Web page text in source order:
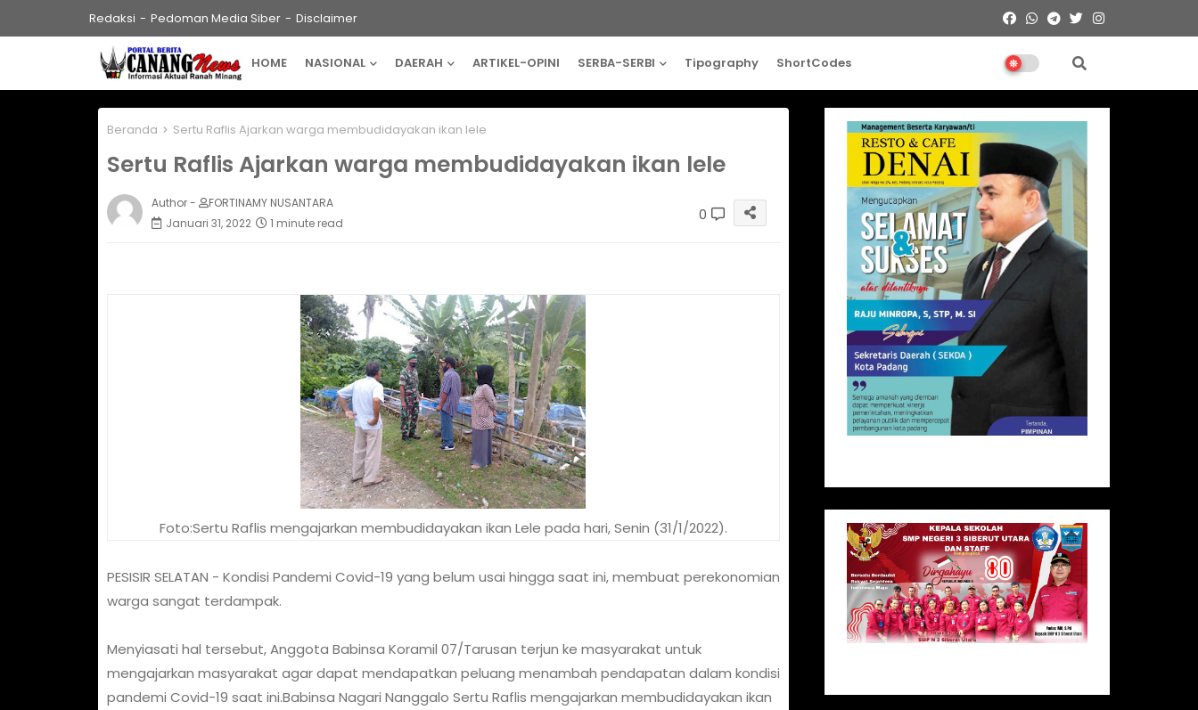
Redaksi Pedoman Media Siber Disclaimer
HOME NASIONAL DAERAH ARTIKEL-OPINI SERBA-SERBI Tipography ShortCodes
Beranda Sertu Raflis Ajarkan warga membudidayakan ikan lele
Sertu Raflis Ajarkan warga membudidayakan ikan lele
Author -
FORTINAMY NUSANTARA
Januari 31, 2022
1 minute read 0
Foto:Sertu Raflis mengajarkan membudidayakan ikan Lele pada hari, Senin (31/1/2022).
PESISIR SELATAN - Kondisi Pandemi Covid-19 yang belum usai hingga saat ini, membuat perekonomian
warga sangat terdampak.
Menyiasati hal tersebut, Anggota Babinsa Koramil 07/Tarusan terjun ke masyarakat untuk
mengajarkan masyarakat agar dapat mendapatkan peluang menambah pendapatan dalam kondisi
pandemi Covid-19 saat ini.Babinsa Nagari Nanggalo Sertu Raflis mengajarkan membudidayakan ikan